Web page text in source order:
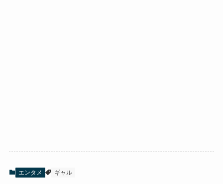
エンタメ ギャル